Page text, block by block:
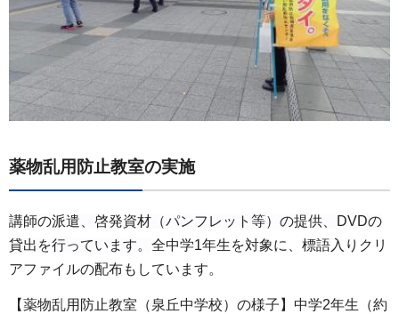
薬物乱用防止教室の実施
講師の派遣、啓発資材（パンフレット等）の提供、DVDの
貸出を行っています。 全中学1年生を対象に、標語入りクリ
アファイルの配布もしています。
【薬物乱用防止教室（泉丘中学校）の様子】中学2年生（約